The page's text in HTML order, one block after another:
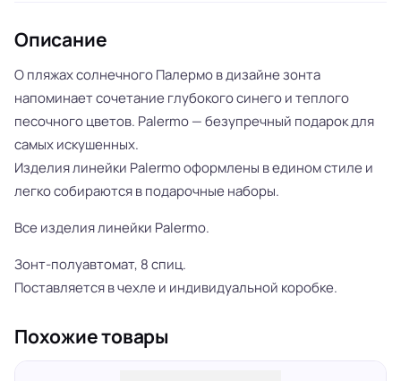
Описание
О пляжах солнечного Палермо в дизайне зонта
напоминает сочетание глубокого синего и теплого
песочного цветов. Palermo — безупречный подарок для
самых искушенных.
Изделия линейки Palermo оформлены в едином стиле и
легко собираются в подарочные наборы.
Все изделия линейки Palermo.
Зонт-полуавтомат, 8 спиц.
Поставляется в чехле и индивидуальной коробке.
Похожие товары